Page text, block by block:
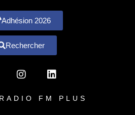
Adhésion 2026
Rechercher
FM PLUS